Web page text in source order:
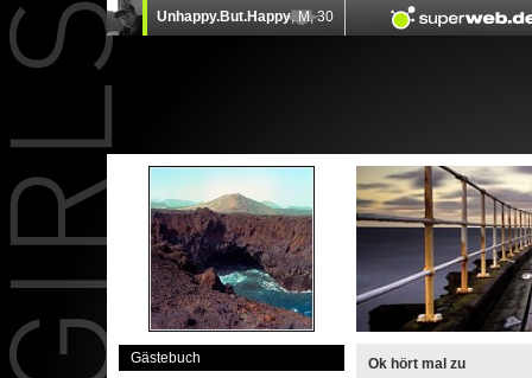
Gästebuch
Ok hört mal zu